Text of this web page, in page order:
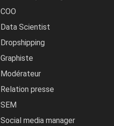
COO
Data Scientist
Dropshipping
Graphiste
Modérateur
Relation presse
SEM
Social media manager